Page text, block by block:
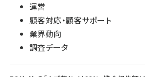
運営
顧客対応・顧客サポート
業界動向
調査データ